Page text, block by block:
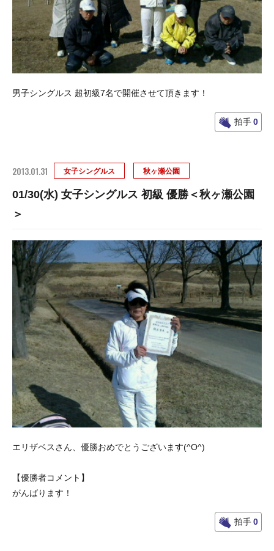
男子シングルス 超初級7名で開催させて頂きます！
拍手0
2013.01.31 女子シングルス 秋ヶ瀬公園
01/30(水) 女子シングルス 初級 優勝＜秋ヶ瀬公園
＞
エリザベスさん、優勝おめでとうございます(^O^)
【優勝者コメント】
がんばります！
拍手0